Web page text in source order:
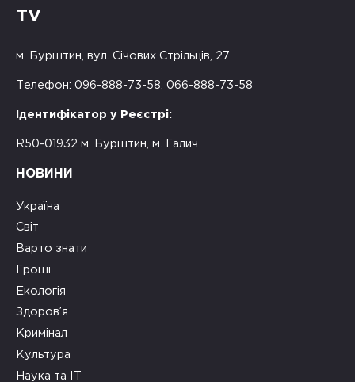
TV
м. Бурштин, вул. Січових Стрільців, 27
Телефон: 096-888-73-58, 066-888-73-58
Ідентифікатор у Реєстрі:
R50-01932 м. Бурштин, м. Галич
НОВИНИ
Україна
Світ
Варто знати
Гроші
Екологія
Здоров’я
Кримінал
Культура
Наука та ІТ